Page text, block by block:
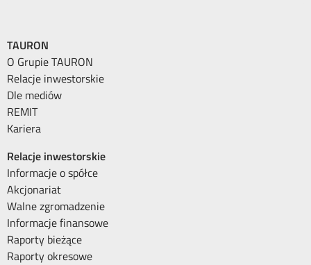
TAURON
O Grupie TAURON
Relacje inwestorskie
Dle mediów
REMIT
Kariera
Relacje inwestorskie
Informacje o spółce
Akcjonariat
Walne zgromadzenie
Informacje finansowe
Raporty bieżące
Raporty okresowe